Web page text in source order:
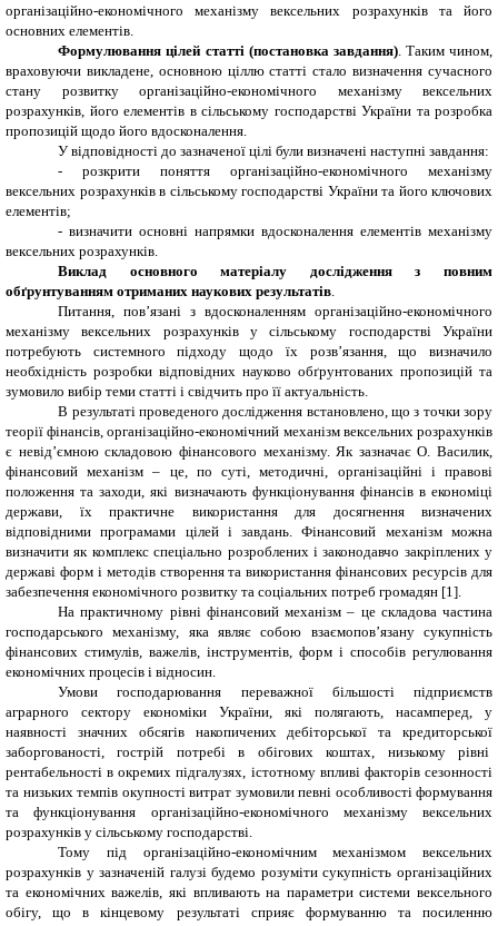
організаційно-економічного механізму вексельних розрахунків та його
основних елементів.
Формулювання цілей статті (постановка завдання). Таким чином,
враховуючи викладене, основною ціллю статті стало визначення сучасного
стану розвитку організаційно-економічного механізму вексельних
розрахунків, його елементів в сільському господарстві України та розробка
пропозицій щодо його вдосконалення.
У відповідності до зазначеної цілі були визначені наступні завдання:
- розкрити поняття організаційно-економічного механізму
вексельних розрахунків в сільському господарстві України та його ключових
елементів;
- визначити основні напрямки вдосконалення елементів механізму
вексельних розрахунків.
Виклад основного матеріалу дослідження з повним
обґрунтуванням отриманих наукових результатів
Питання, пов’язані з вдосконаленням організаційно-економічного
механізму вексельних розрахунків у сільському господарстві України
потребують системного підходу щодо їх розв’язання, що визначило
необхідність розробки відповідних науково обґрунтованих пропозицій та
зумовило вибір теми статті і свідчить про її актуальність.
В результаті проведеного дослідження встановлено, що з точки зору
теорії фінансів, організаційно-економічний механізм вексельних розрахунків
є невід’ємною складовою фінансового механізму. Як зазначає О. Василик,
фінансовий механізм – це, по суті, методичні, організаційні і правові
положення та заходи, які визначають функціонування фінансів в економіці
держави, їх практичне використання для досягнення визначених
відповідними програмами цілей і завдань. Фінансовий механізм можна
визначити як комплекс спеціально розроблених і законодавчо закріплених у
державі форм і методів створення та використання фінансових ресурсів для
забезпечення економічного розвитку та соціальних потреб громадян [1].
На практичному рівні фінансовий механізм – це складова частина
господарського механізму, яка являє собою взаємопов’язану сукупність
фінансових стимулів, важелів, інструментів, форм і способів регулювання
економічних процесів і відносин.
Умови господарювання переважної більшості підприємств
аграрного сектору економіки України, які полягають, насамперед, у
наявності значних обсягів накопичених дебіторської та кредиторської
заборгованості, гострій потребі в обігових коштах, низькому рівні
рентабельності в окремих підгалузях, істотному впливі факторів сезонності
та низьких темпів окупності витрат зумовили певні особливості формування
та функціонування організаційно-економічного механізму вексельних
розрахунків у сільському господарстві.
Тому під організаційно-економічним механізмом вексельних
розрахунків у зазначеній галузі будемо розуміти сукупність організаційних
та економічних важелів, які впливають на параметри системи вексельного
обігу, що в кінцевому результаті сприяє формуванню та посиленню